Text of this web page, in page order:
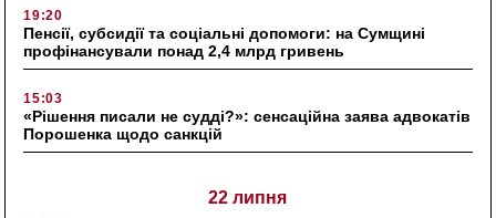
19:20
Пенсії, субсидії та соціальні допомоги: на Сумщині
профінансували понад 2,4 млрд гривень
15:03
«Рішення писали не судді?»: сенсаційна заява адвокатів
Порошенка щодо санкцій
22 липня